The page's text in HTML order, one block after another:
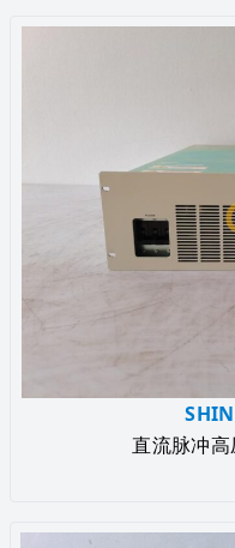
直流脉冲